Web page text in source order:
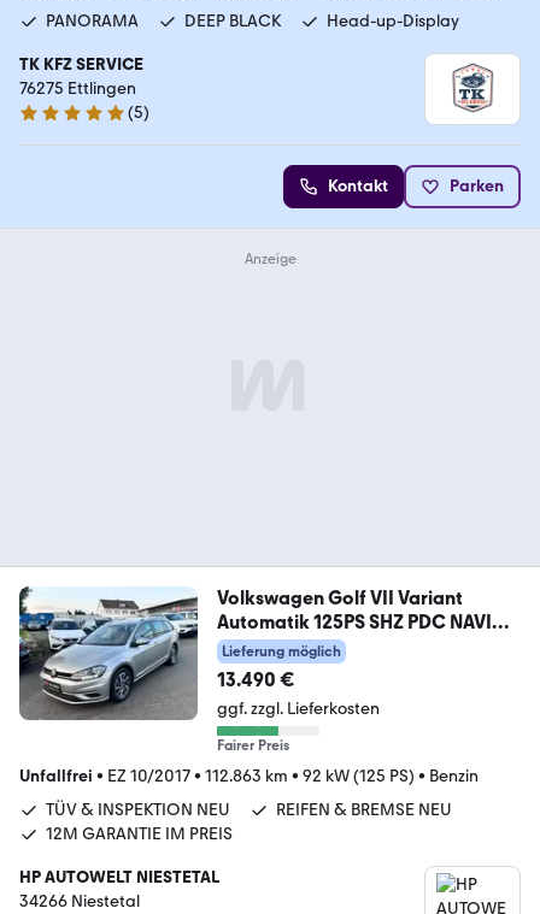
PANORAMA
DEEP BLACK Head-up-Display
TK KFZ SERVICE
76275 Ettlingen
4.9 Sterne
(5)
Kontakt Parken
Volkswagen Golf VII Variant
Automatik 125PS SHZ PDC NAVI
AC
Lieferung möglich
13.490 €
ggf. zzgl. Lieferkosten
Fairer Preis
Unfallfrei • EZ 10/2017• 112.863 km • 92 kW (125 PS) • Benzin
TÜV & INSPEKTION NEU
REIFEN & BREMSE NEU
12M GARANTIE IM PREIS
HP AUTOWELT NIESTETAL
34266 Niestetal